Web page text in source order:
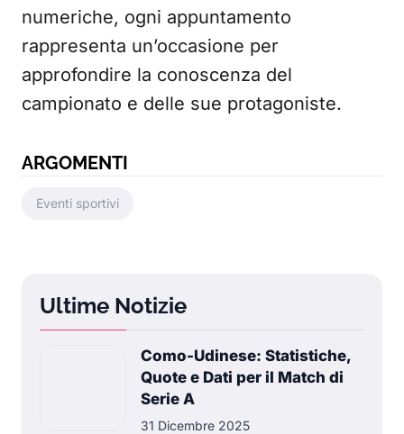
numeriche, ogni appuntamento
rappresenta un’occasione per
approfondire la conoscenza del
campionato e delle sue protagoniste.
ARGOMENTI
Eventi sportivi
Ultime Notizie
Como-Udinese: Statistiche,
Quote e Dati per il Match di
Serie A
31 Dicembre 2025